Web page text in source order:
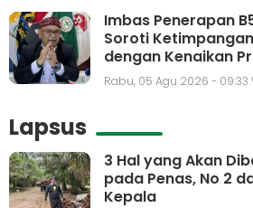
Imbas Penerapan
Soroti
dengan Kenaikan
Rabu, 05 Agu 2026 - 09:33
Lapsus
3 Hal yang Akan
pada Penas, No 2
Kepala